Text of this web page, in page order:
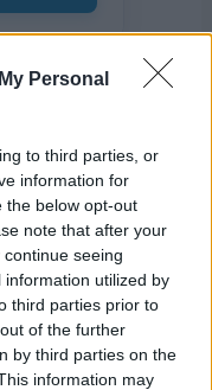
Personal
to third parties, or
information for
the below opt-out
note that after your
seeing
utilized by
third parties prior to
of the further
by third parties on the
information may